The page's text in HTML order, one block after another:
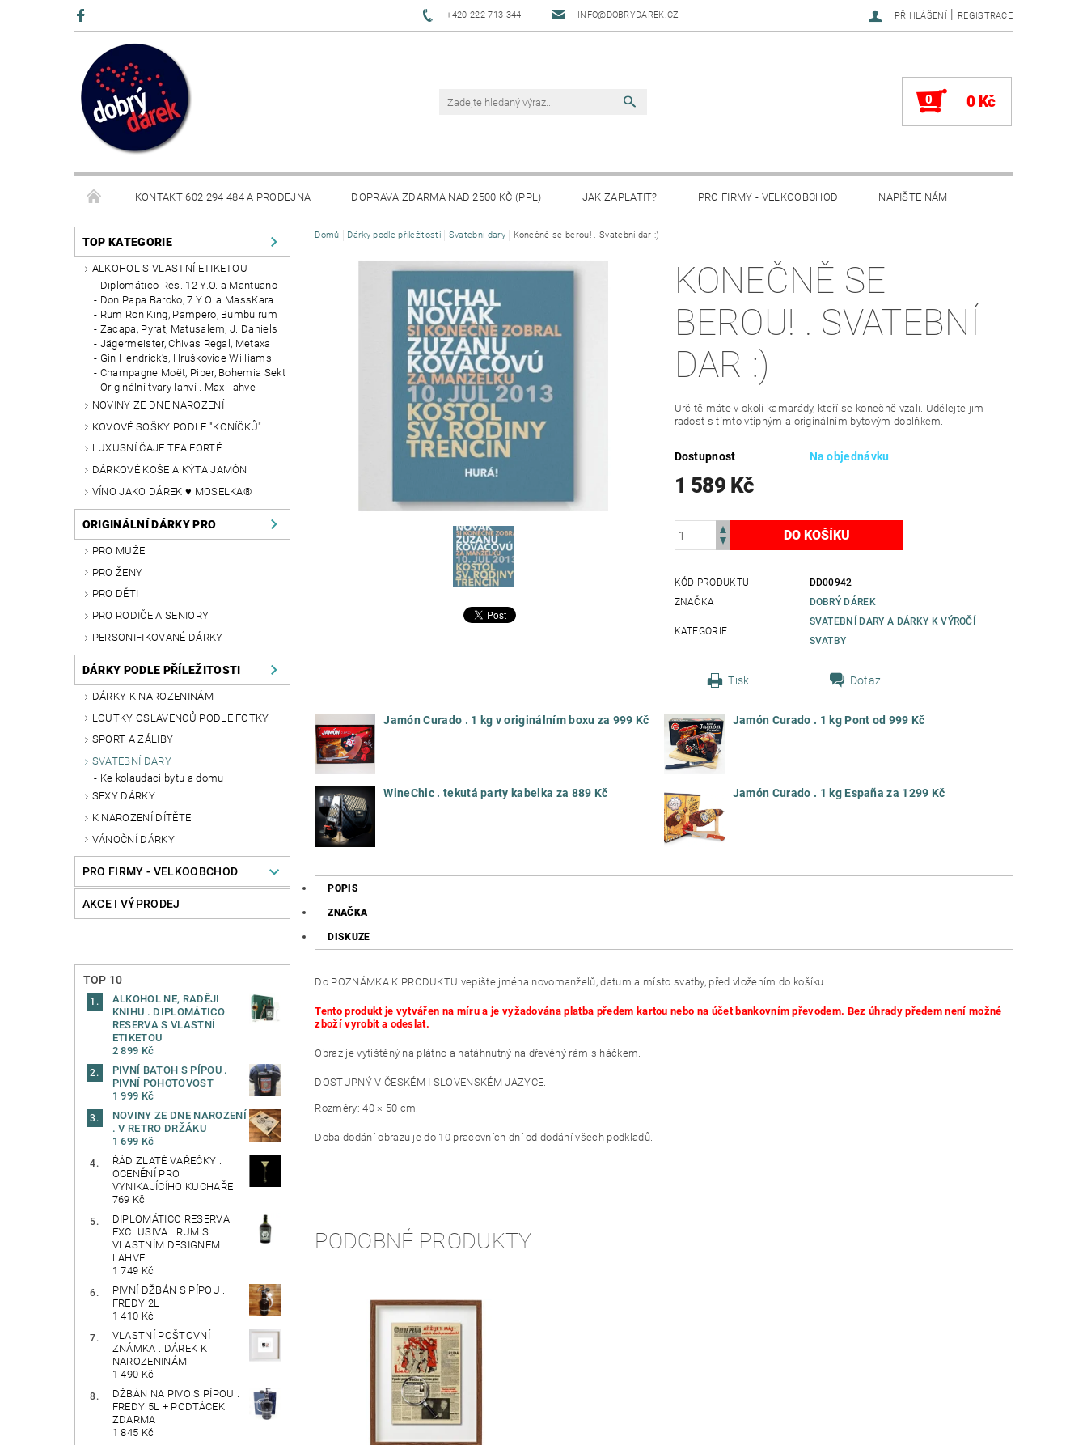
+420 222 713 344 INFO@DOBRYDAREK.CZ PŘIHLÁŠENÍ | REGISTRACE
0 0 Kč
KONTAKT 602 294 484 A PRODEJNA DOPRAVA ZDARMA NAD 2500 KČ (PPL) JAK ZAPLATIT? PRO FIRMY - VELKOOBCHOD NAPIŠTE NÁM
BLOG
TOP KATEGORIE
ALKOHOL S VLASTNÍ ETIKETOU
Diplomático Res. 12 Y.O. a Mantuano
Don Papa Baroko, 7 Y.O. a MassKara
Rum Ron King, Pampero, Bumbu rum
Zacapa, Pyrat, Matusalem, J. Daniels
Jägermeister, Chivas Regal, Metaxa
Gin Hendrick's, Hruškovice Williams
Champagne Moët, Piper, Bohemia Sekt
Originální tvary lahví . Maxi lahve
NOVINY ZE DNE NAROZENÍ
KOVOVÉ SOŠKY PODLE "KONÍČKŮ"
LUXUSNÍ ČAJE TEA FORTÉ
DÁRKOVÉ KOŠE A KÝTA JAMÓN
VÍNO JAKO DÁREK ♥ MOSELKA®
ORIGINÁLNÍ DÁRKY PRO
PRO MUŽE
PRO ŽENY
PRO DĚTI
PRO RODIČE A SENIORY
PERSONIFIKOVANÉ DÁRKY
DÁRKY PODLE PŘÍLEŽITOSTI
DÁRKY K NAROZENINÁM
LOUTKY OSLAVENCŮ PODLE FOTKY
SPORT A ZÁLIBY
SVATEBNÍ DARY
Ke kolaudaci bytu a domu
SEXY DÁRKY
K NAROZENÍ DÍTĚTE
VÁNOČNÍ DÁRKY
PRO FIRMY - VELKOOBCHOD
AKCE I VÝPRODEJ
TOP 10
ALKOHOL NE, RADĚJI
KNIHU . DIPLOMÁTICO
RESERVA S VLASTNÍ
ETIKETOU
2 899 Kč
PIVNÍ BATOH S PÍPOU .
PIVNÍ POHOTOVOST
1 999 Kč
NOVINY ZE DNE NAROZENÍ
. V RETRO DRŽÁKU
1 699 Kč
ŘÁD ZLATÉ VAŘEČKY .
OCENĚNÍ PRO
VYNIKAJÍCÍHO KUCHAŘE
769 Kč
DIPLOMÁTICO RESERVA
EXCLUSIVA . RUM S
VLASTNÍM DESIGNEM
LAHVE
1 749 Kč
PIVNÍ DŽBÁN S PÍPOU .
FREDY 2L
1 410 Kč
VLASTNÍ POŠTOVNÍ
ZNÁMKA . DÁREK K
NAROZENINÁM
1 490 Kč
DŽBÁN NA PIVO S PÍPOU .
FREDY 5L + PODTÁCEK
ZDARMA
1 845 Kč
Domů Dárky podle příležitosti Svatební dary Konečně se berou! . Svatební dar :)
KONEČNĚ SE
BEROU! . SVATEBNÍ
DAR :)
Určitě máte v okolí kamarády, kteří se konečně vzali. Udělejte jim
radost s tímto vtipným a originálním bytovým doplňkem.
Dostupnost Na objednávku
1 589 Kč
KÓD PRODUKTU
DD00942
ZNAČKA
DOBRÝ DÁREK
KATEGORIE
SVATEBNÍ DARY A DÁRKY K VÝROČÍ
SVATBY
Tisk Dotaz
Jamón Curado . 1 kg v originálním boxu za 999 Kč Jamón Curado . 1 kg Pont od 999 Kč
WineChic . tekutá party kabelka za 889 Kč Jamón Curado . 1 kg España za 1299 Kč
POPIS
ZNAČKA
DISKUZE
Do POZNÁMKA K PRODUKTU vepište jména novomanželů, datum a místo svatby, před vložením do košíku.
Tento produkt je vytvářen na míru a je vyžadována platba předem kartou nebo na účet bankovním převodem. Bez úhrady předem není možné
zboží vyrobit a odeslat.
Obraz je vytištěný na plátno a natáhnutný na dřevěný rám s háčkem.
DOSTUPNÝ V ČESKÉM I SLOVENSKÉM JAZYCE.
Rozměry: 40 × 50 cm.
Doba dodání obrazu je do 10 pracovních dní od dodání všech podkladů.
PODOBNÉ PRODUKTY